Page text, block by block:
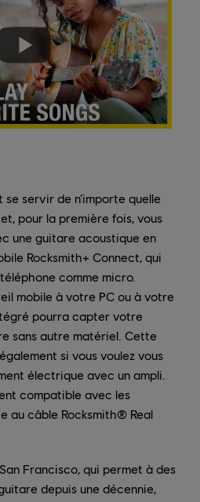
servir de n’importe quelle
pour la première fois, vous
une guitare acoustique en
Rocksmith+ Connect, qui
comme micro.
mobile à votre PC ou à votre
pourra capter votre
sans autre matériel. Cette
si vous voulez vous
électrique avec un ampli.
compatible avec les
au câble Rocksmith® Real
Francisco, qui permet à des
depuis une décennie,